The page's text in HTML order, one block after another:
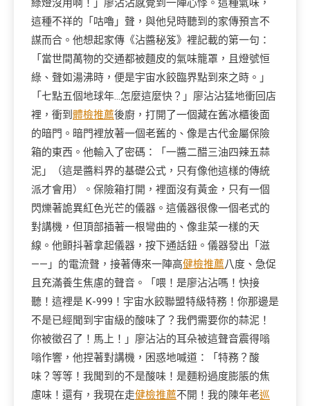
綠燈沒用啊！」廖沾沾感覺到一陣心悸。這種氣味，
這種不祥的「咕嚕」聲，與他兒時聽到的家傳預言不
謀而合。他想起家傳《沾醬秘笈》裡記載的第一句：
「當世間萬物的交通都被麵皮的氣味籠罩，且燈號恒
綠、聲如湯沸時，便是宇宙水餃臨界點到來之時。」
「七點五個地球年…怎麼這麼快？」廖沾沾猛地衝回店
裡，衝到 體檢推薦後廚，打開了一個藏在舊冰櫃後面
的暗門。暗門裡放著一個老舊的、像是古代金屬保險
箱的東西。他輸入了密碼：「一醬二醋三油四辣五蒜
泥」（這是醬料界的基礎公式，只有像他這樣的傳統
派才會用）。保險箱打開，裡面沒有黃金，只有一個
閃爍著詭異紅色光芒的儀器。這儀器很像一個老式的
對講機，但頂部插著一根彎曲的、像韭菜一樣的天
線。他顫抖著拿起儀器，按下通話鈕。儀器發出「滋
——」的電流聲，接著傳來一陣高健檢推薦八度、急促
且充滿養生焦慮的聲音。「喂！是廖沾沾嗎！快接
聽！這裡是 K-999！宇宙水餃聯盟特級特務！你那邊是
不是已經聞到宇宙級的酸味了？我們需要你的蒜泥！
你被徵召了！馬上！」廖沾沾的耳朵被這聲音震得嗡
嗡作響，他捏著對講機，困惑地喊道：「特務？酸
味？等等！我聞到的不是酸味！是麵粉過度膨脹的焦
慮味！還有，我現在走健檢推薦不開！我的陳年老巡